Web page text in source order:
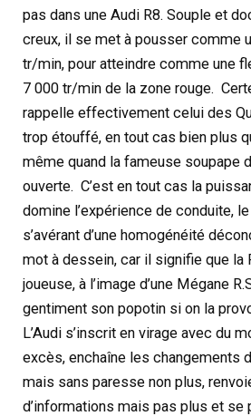
pas dans une Audi R8. Souple et
creux, il se met à pousser comme
tr/min, pour atteindre comme une
7 000 tr/min de la zone rouge.
rappelle effectivement celui des
trop étouffé, en tout cas bien plus
même quand la fameuse soupape
ouverte. C’est en tout cas la
domine l’expérience de conduite,
s’avérant d’une homogénéité
mot à dessein, car il signifie que la
joueuse, à l’image d’une Mégane
gentiment son popotin si on la
L’Audi s’inscrit en virage avec du
excès, enchaîne les changements
mais sans paresse non plus,
d’informations mais pas plus et se